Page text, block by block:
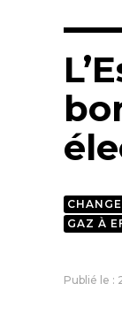
GAZ À
Publié le :